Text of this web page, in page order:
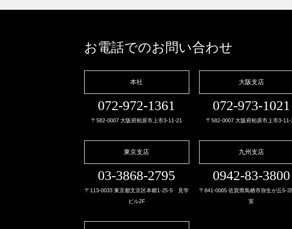
お電話でのお問い合わせ
本社
072-972-1361
〒582-0007 大阪府柏原市上市3-11-21
大阪支店
072-973-1021
〒582-0007 大阪府柏原市上市3-11-
東京支店
03-3868-2795
〒113-0033 東京都文京区本郷1-25-5 見学
ビル2F
九州支店
0942-83-3800
〒841-0005 佐賀県鳥栖市弥生が丘5-
室